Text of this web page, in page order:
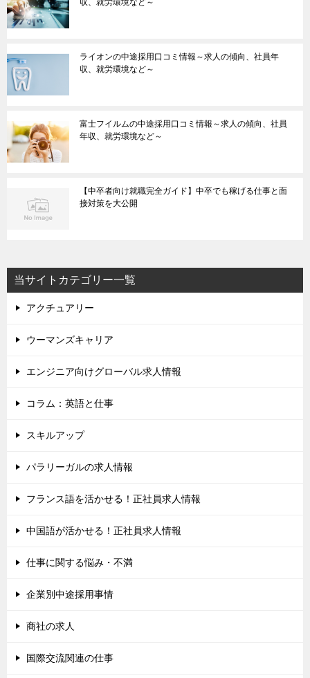
収、就労環境など～
ライオンの中途採用口コミ情報～求人の傾向、社員年
収、就労環境など～
富士フイルムの中途採用口コミ情報～求人の傾向、社員
年収、就労環境など～
【中卒者向け就職完全ガイド】中卒でも稼げる仕事と面
接対策を大公開
当サイトカテゴリー一覧
アクチュアリー
ウーマンズキャリア
エンジニア向けグローバル求人情報
コラム：英語と仕事
スキルアップ
パラリーガルの求人情報
フランス語を活かせる！正社員求人情報
中国語が活かせる！正社員求人情報
仕事に関する悩み・不満
企業別中途採用事情
商社の求人
国際交流関連の仕事